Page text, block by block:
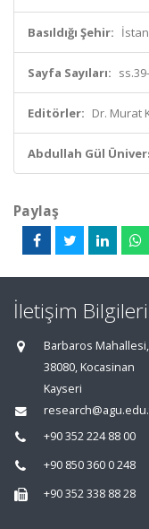
Basıldığı Şehir:
Sayfa Sayıları:
Editörler: Dr. Murat
Abdullah Gül
Paylaş
İletişim Bilgileri
Barbaros
38080, Kocasinan
Kayseri
+90 352 224 88 00
+90 850 360 0 248
+90 352 338 88 28